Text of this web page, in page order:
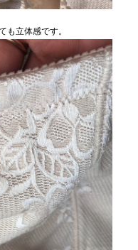
も立体感です。